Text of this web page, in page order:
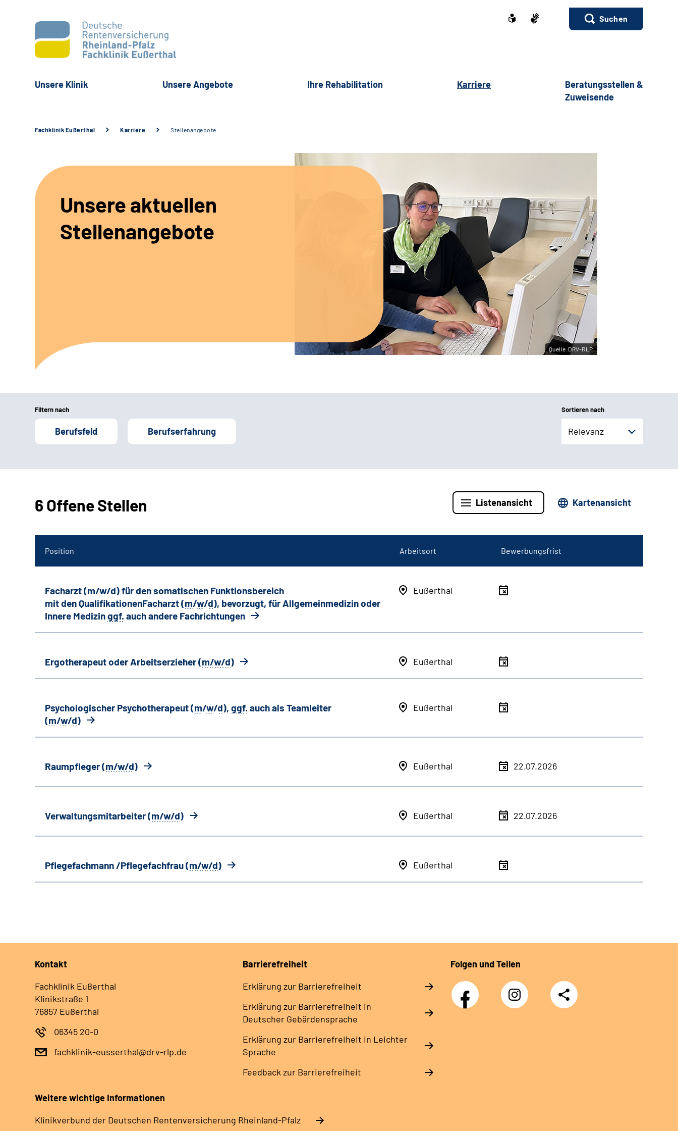
Suchen
Unsere Klinik Unsere Angebote Ihre Rehabilitation Karriere
Beratungsstellen &
Zuweisende
Fachklinik Eußerthal Karriere Stellenangebote
Unsere aktuellen
Stellenangebote
Quelle:DRV-RLP
Filtern nach
Berufsfeld Berufserfahrung
Sortieren nach
Relevanz
6 Offene Stellen Listenansicht Kartenansicht
Position Arbeitsort Bewerbungsfrist
Facharzt (m/w/d) für den somatischen Funktionsbereich
mit den QualifikationenFacharzt (m/w/d), bevorzugt, für Allgemeinmedizin oder
Innere Medizinggf. auch andere Fachrichtungen
Eußerthal
Ergotherapeut oder Arbeitserzieher (m/w/d) Eußerthal
Psychologischer Psychotherapeut (m/w/d), ggf. auch als Teamleiter
(m/w/d)
Eußerthal
Raumpfleger (m/w/d) Eußerthal 22.07.2026
Verwaltungsmitarbeiter (m/w/d) Eußerthal 22.07.2026
Pflegefachmann /Pflegefachfrau (m/w/d) Eußerthal
Kontakt
Fachklinik Eußerthal
Klinikstraße 1
76857 Eußerthal
06345 20-0
fachklinik-eusserthal@drv-rlp.de
Barrierefreiheit
Erklärung zur Barrierefreiheit
Erklärung zur Barrierefreiheit in
Deutscher Gebärdensprache
Erklärung zur Barrierefreiheit in Leichter
Sprache
Feedback zur Barrierefreiheit
Folgen und Teilen
Facebook
Instagram
DRV
Nachwuchskräfte
Teilen
Weitere wichtige Informationen
Klinikverbund der Deutschen Rentenversicherung Rheinland-Pfalz